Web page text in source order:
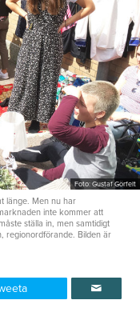
Foto: Gustaf Görfelt
länge. Men nu har
inte kommer att
ställa in, men samtidigt
regionordförande. Bilden är